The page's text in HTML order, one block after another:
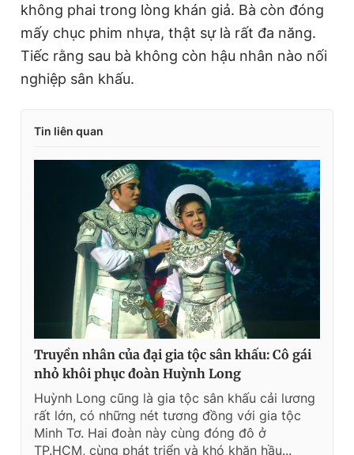
không phai trong lòng khán giả. Bà còn đóng
mấy chục phim nhựa, thật sự là rất đa năng.
Tiếc rằng sau bà không còn hậu nhân nào nối
nghiệp sân khấu.
Tin liên quan
Truyền nhân của đại gia tộc sân khấu: Cô gái
nhỏ khôi phục đoàn Huỳnh Long
Huỳnh Long cũng là gia tộc sân khấu cải lương
rất lớn, có những nét tương đồng với gia tộc
Minh Tơ. Hai đoàn này cùng đóng đô ở
TP.HCM, cùng phát triển và khó khăn hầu...